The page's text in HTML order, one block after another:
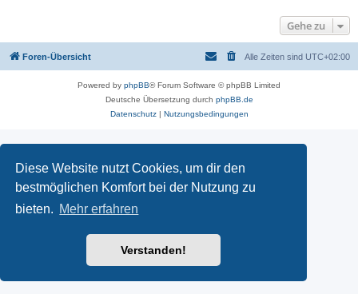
Diese Website nutzt Cookies, um dir den
bestmöglichen Komfort bei der Nutzung zu
bieten. Mehr erfahren
Verstanden!
Gehe zu
Foren-Übersicht Alle Zeiten sind UTC+02:00
Powered by phpBB® Forum Software © phpBB Limited
Deutsche Übersetzung durch phpBB.de
Datenschutz| Nutzungsbedingungen